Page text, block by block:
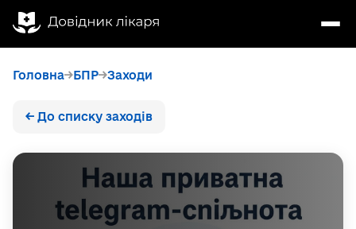
Головна БПР Заходи
← До списку заходів